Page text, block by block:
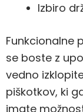
Izbiro
Funkcionalne
se boste z
vedno
piškotkov, ki
imate